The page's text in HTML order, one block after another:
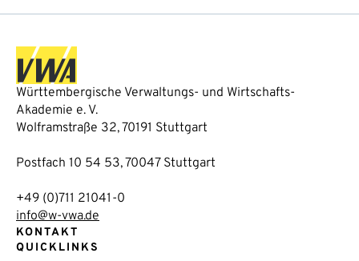
Württembergische Verwaltungs- und Wirtschafts-
Akademie e. V.
Wolframstraße 32, 70191 Stuttgart
Postfach 10 54 53, 70047 Stuttgart
+49 (0)711 21041-0
info@w-vwa.de
KONTAKT
QUICKLINKS